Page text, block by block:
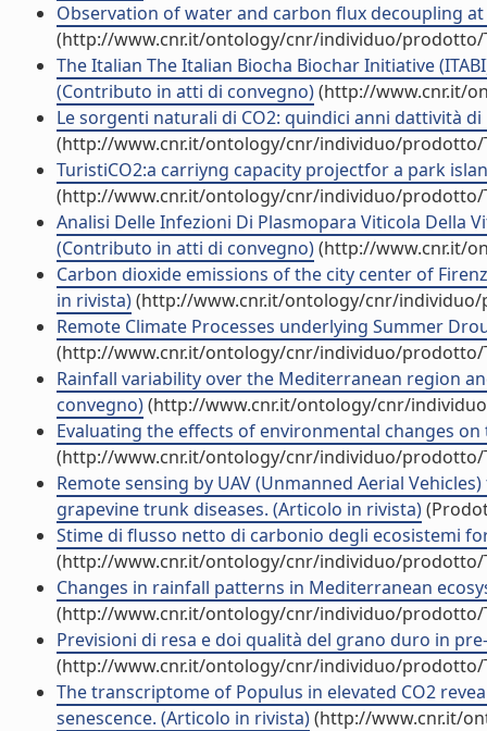
Observation of water and carbon flux decoupling
(http://www.cnr.it/ontology/cnr/individuo/prodotto/
The Italian The Italian Biocha Biochar Initiative
(Contributo in atti di convegno)(http://www.cnr.it/
Le sorgenti naturali di CO2: quindici anni dattività
(http://www.cnr.it/ontology/cnr/individuo/prodotto/
TuristiCO2:a carriyng capacity projectfor a park
(http://www.cnr.it/ontology/cnr/individuo/prodotto/
Analisi Delle Infezioni Di Plasmopara Viticola Della
(Contributo in atti di convegno)(http://www.cnr.it/
Carbon dioxide emissions of the city center of
in rivista)(http://www.cnr.it/ontology/cnr/individuo/
Remote Climate Processes underlying Summer
(http://www.cnr.it/ontology/cnr/individuo/prodotto/
Rainfall variability over the Mediterranean region
convegno)(http://www.cnr.it/ontology/cnr/
Evaluating the effects of environmental changes
(http://www.cnr.it/ontology/cnr/individuo/prodotto/
Remote sensing by UAV (Unmanned Aerial
grapevine trunk diseases. (Articolo in rivista)
Stime di flusso netto di carbonio degli ecosistemi
(http://www.cnr.it/ontology/cnr/individuo/prodotto/
Changes in rainfall patterns in Mediterranean
(http://www.cnr.it/ontology/cnr/individuo/prodotto/
Previsioni di resa e doi qualità del grano duro in
(http://www.cnr.it/ontology/cnr/individuo/prodotto/
The transcriptome of Populus in elevated CO2
senescence. (Articolo in rivista)(http://www.cnr.it/